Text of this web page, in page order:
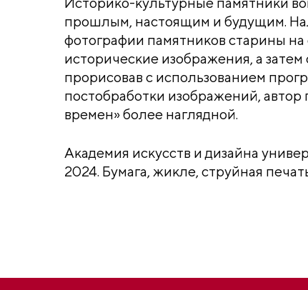
прошлым, настоящим и будущим.
фотографии памятников старины
исторические изображения, а
прорисовав с использованием
постобработки изображений, автор
времен» более наглядной.
Академия искусств и дизайна
2024. Бумага, жикле, струйная